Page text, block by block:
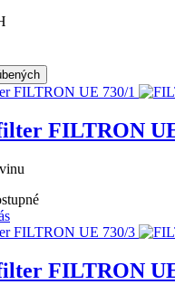
FILTRON
FILTRON